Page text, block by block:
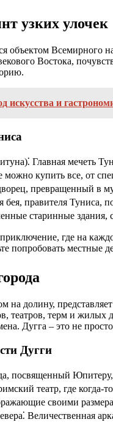
узких улочек
объектом Всемирного
Востока,
искусства и
Главная мечеть
купить все, от
превращенный в
бея, правителя Туниса,
старинные здания,
где на
попробовать местные
на долину,
театров, терм и
Дугга – это не
Дугги
посвященный
театр, где когда-
своими
Величественная